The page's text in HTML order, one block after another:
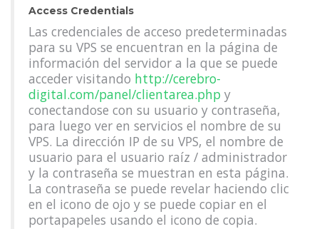
Access Credentials
Las credenciales de acceso predeterminadas
para su VPS se encuentran en la página de
información del servidor a la que se puede
acceder visitando http://cerebro-
digital.com/panel/clientarea.php y
conectandose con su usuario y contraseña,
para luego ver en servicios el nombre de su
VPS. La dirección IP de su VPS, el nombre de
usuario para el usuario raíz / administrador
y la contraseña se muestran en esta página.
La contraseña se puede revelar haciendo clic
en el icono de ojo y se puede copiar en el
portapapeles usando el icono de copia.